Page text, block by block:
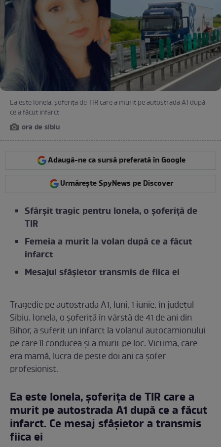
Ea este Ionela, șoferița de TIR care a murit pe autostrada A1 după
ce a făcut infarct
ora de sibiu
Adaugă-ne ca sursă preferată în Google
Urmărește SpyNews pe Discover
Sfârșit tragic pentru Ionela, o șoferiță de
TIR
Femeia a murit la volan după ce a făcut
infarct
Mesajul sfâșietor transmis de fiica ei
Tragedie pe autostrada A1, luni, 1 iunie, în județul
Sibiu. Ionela, o șoferiță în vârstă de 41 de ani din
Bihor, a suferit un infarct la volanul autocamionului
pe care îl conducea și a murit pe loc. Victima, care
era mamă, lucra de peste doi ani ca șofer
profesionist.
Ea este Ionela, șoferița de TIR care a
murit pe autostrada A1 după ce a făcut
infarct. Ce mesaj sfâșietor a transmis
fiica ei